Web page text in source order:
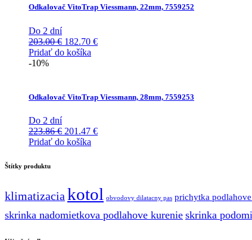
Odkalovač VitoTrap Viessmann, 22mm, 7559252
Do 2 dní
203.00€ Pôvodná
cena
182.70 €Aktuálna
Pridať do košíka
-10%
Odkalovač VitoTrap Viessmann, 28mm, 7559253
Do 2 dní
223.86€ Pôvodná
cena
201.47 €Aktuálna
Pridať do košíka
Štítky produktu
klimatizacia kotol obvodovy dilatacny pas prichytka
skrinka nadomietkova podlahove kurenie skrinka